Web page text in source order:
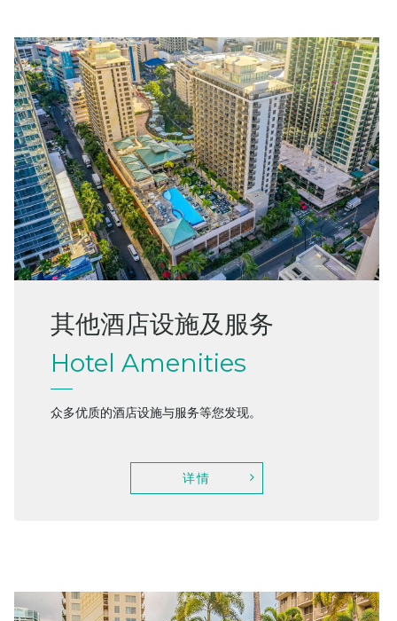
其他酒店设施及服务
Hotel Amenities
众多优质的酒店设施与服务等您发现。
详情